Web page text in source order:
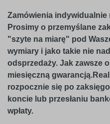
Zamówienia indywidualnie
Prosimy o przemyślane
"szyte na miarę" pod
wymiary i jako takie nie
odsprzedaży. Jak zawsze
miesięczną
rozpocznie się po
koncie lub przesłaniu
wpłaty.